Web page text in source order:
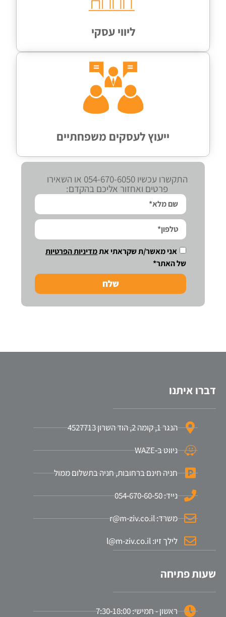
ליווי עסקי
ייעוץ לעסקים משפחתיים
התקשרו עכשיו 054-670-6050 או השאירו
פרטים ואחזור אליכם בהקדם:
אני מאשר/ת שקראתי אתמדיניות הפרטיות
של האתר*
שלח
דברו איתנו
הנגר 1, קומה 2, הוד השרון 4527713
ניווט ב-WAZE
חניה חינם ברחובות, חניה בתשלום ממול
נייד: 054-670-60-50
משרד: r@m-ziv.co.il
לילך זיו: l@m-ziv.co.il
שעות פתיחה
ראשון - חמישי: 7:30-18:00